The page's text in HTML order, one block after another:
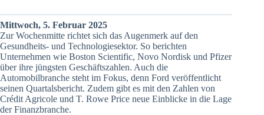
Mittwoch, 5. Februar 2025
Zur Wochenmitte richtet sich das Augenmerk auf den
Gesundheits- und Technologiesektor. So berichten
Unternehmen wie Boston Scientific, Novo Nordisk und Pfizer
über ihre jüngsten Geschäftszahlen. Auch die
Automobilbranche steht im Fokus, denn Ford veröffentlicht
seinen Quartalsbericht. Zudem gibt es mit den Zahlen von
Crédit Agricole und T. Rowe Price neue Einblicke in die Lage
der Finanzbranche.